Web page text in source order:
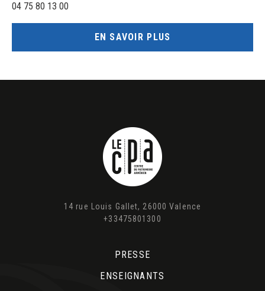
04 75 80 13 00
EN SAVOIR PLUS
14 rue Louis Gallet, 26000 Valence
+33475801300
PRESSE
ENSEIGNANTS